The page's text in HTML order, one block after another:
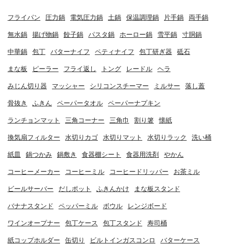
フライパン 圧力鍋 電気圧力鍋 土鍋 保温調理鍋 片手鍋 両手鍋
無水鍋 揚げ物鍋 餃子鍋 パスタ鍋 ホーロー鍋 雪平鍋 寸胴鍋
中華鍋 包丁 バターナイフ ペティナイフ 包丁研ぎ器 砥石
まな板 ピーラー フライ返し トング レードル ヘラ
みじん切り器 マッシャー シリコンスチーマー ミルサー 落し蓋
骨抜き ふきん ペーパータオル ペーパーナプキン
ランチョンマット 三角コーナー 三角巾 割り箸 懐紙
換気扇フィルター 水切りカゴ 水切りマット 水切りラック 洗い桶
紙皿 鍋つかみ 鍋敷き 食器棚シート 食器用洗剤 やかん
コーヒーメーカー コーヒーミル コーヒードリッパー お茶ミル
ビールサーバー だしポット ふきんかけ まな板スタンド
バナナスタンド ペッパーミル ボウル レンジボード
ワインオープナー 包丁ケース 包丁スタンド 寿司桶
紙コップホルダー 缶切り ビルトインガスコンロ バターケース